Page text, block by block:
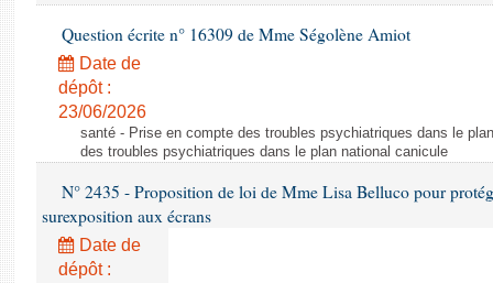
Question écrite n° 16309 de Mme Ségolène Amiot
Date de
dépôt :
23/06/2026
santé - Prise en compte des troubles psychiatriques dans le
des troubles psychiatriques dans le plan national canicule
N° 2435 - Proposition de loi de Mme Lisa Belluco pour
surexposition aux écrans
Date de
dépôt :